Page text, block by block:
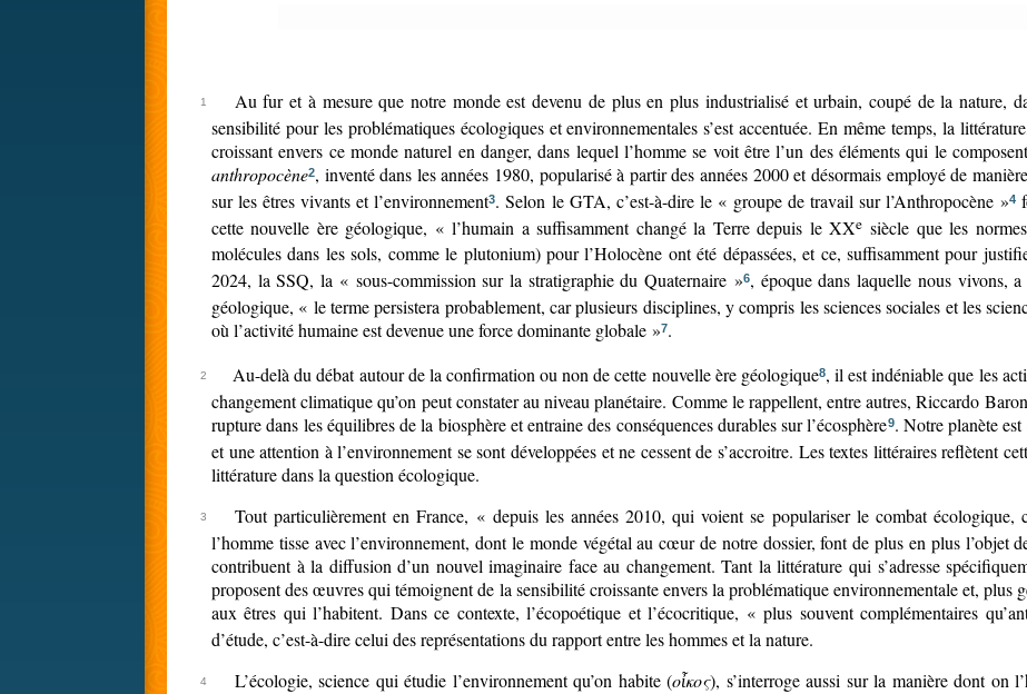
Au fur et à mesure que notre monde est devenu de plus en plus industrialisé et urbain, coupé de la nature,
sensibilité pour les problématiques écologiques et environnementales s’est accentuée. En même temps, la
croissant envers ce monde naturel en danger, dans lequel l’homme se voit être l’un des éléments qui le
anthropocène2, inventé dans les années 1980, popularisé à partir des années 2000 et désormais employé de
sur les êtres vivants et l’environnement3. Selon le GTA, c’est-à-dire le « groupe de travail sur l’Anthropocène »4
cette nouvelle ère géologique, « l’humain a suffisamment changé la Terre depuis le XXesiècle que les
molécules dans les sols, comme le plutonium) pour l’Holocène ont été dépassées, et ce, suffisamment pour
2024, la SSQ, la « sous-commission sur la stratigraphie du Quaternaire »6, époque dans laquelle nous vivons,
géologique, « le terme persistera probablement, car plusieurs disciplines, y compris les sciences sociales et les
où l’activité humaine est devenue une force dominante globale »7.
Au-delà du débat autour de la confirmation ou non de cette nouvelle ère géologique8, il est indéniable que les
changement climatique qu’on peut constater au niveau planétaire. Comme le rappellent, entre autres, Riccardo
rupture dans les équilibres de la biosphère et entraine des conséquences durables sur l’écosphère9. Notre planète
et une attention à l’environnement se sont développées et ne cessent de s’accroitre. Les textes littéraires reflètent
littérature dans la question écologique.
Tout particulièrement en France, « depuis les années 2010, qui voient se populariser le combat écologique,
l’homme tisse avec l’environnement, dont le monde végétal au cœur de notre dossier, font de plus en plus l’objet
contribuent à la diffusion d’un nouvel imaginaire face au changement. Tant la littérature qui s’adresse
proposent des œuvres qui témoignent de la sensibilité croissante envers la problématique environnementale et, plus
aux êtres qui l’habitent. Dans ce contexte, l’écopoétique et l’écocritique, « plus souvent complémentaires
d’étude, c’est-à-dire celui des représentations du rapport entre les hommes et la nature.
L’écologie, science qui étudie l’environnement qu’on habite (οἶκος), s’interroge aussi sur la manière dont on